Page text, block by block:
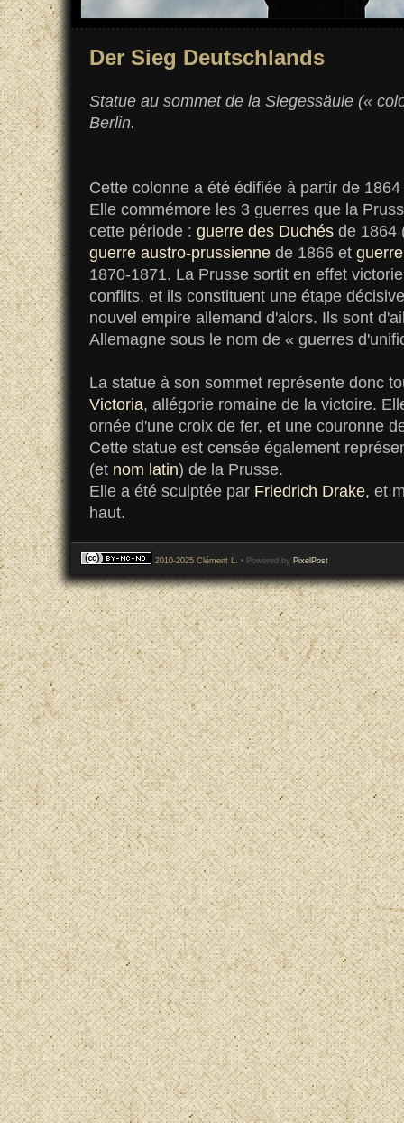
Der Sieg Deutschlands
Statue au sommet de la Siegessäule («
Berlin.
Cette colonne a été édifiée à partir de
Elle commémore les 3 guerres que la
cette période : guerre des Duchés de 1864
guerre austro-prussienne de 1866 et
1870-1871. La Prusse sortit en effet
conflits, et ils constituent une étape
nouvel empire allemand d'alors. Ils sont
Allemagne sous le nom de « guerres
La statue à son sommet représente donc
Victoria, allégorie romaine de la victoire.
ornée d'une croix de fer, et une couronne
Cette statue est censée également
(et nom latin) de la Prusse.
Elle a été sculptée par Friedrich Drake, et
haut.
2010-2025 Clément L. • Powered by PixelPost